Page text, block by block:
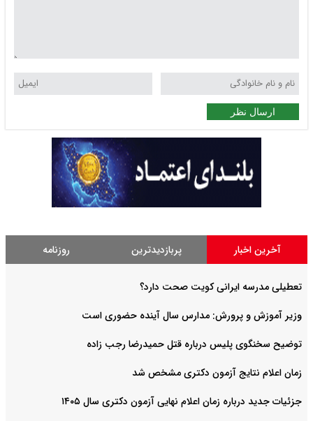
ارسال نظر
آخرین اخبار پربازدیدترین روزنامه
تعطیلی مدرسه ایرانی کویت صحت دارد؟
وزیر آموزش و پرورش: مدارس سال آینده حضوری است
توضیح سخنگوی پلیس درباره قتل حمیدرضا رجب زاده
زمان اعلام نتایج آزمون دکتری مشخص شد
جزئیات جدید درباره زمان اعلام نهایی آزمون دکتری سال ۱۴۰۵